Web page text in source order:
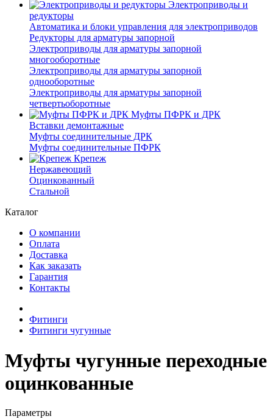
Электроприводы и
редукторы
Автоматика и блоки управления для электроприводов
Редукторы для арматуры запорной
Электроприводы для арматуры запорной
многооборотные
Электроприводы для арматуры запорной
однооборотные
Электроприводы для арматуры запорной
четвертьоборотные
Муфты ПФРК и ДРК
Вставки демонтажные
Муфты соединительные ДРК
Муфты соединительные ПФРК
Крепеж
Нержавеющий
Оцинкованный
Стальной
Каталог
О компании
Оплата
Доставка
Как заказать
Гарантия
Контакты
Фитинги
Фитинги чугунные
Муфты чугунные переходные
оцинкованные
Параметры